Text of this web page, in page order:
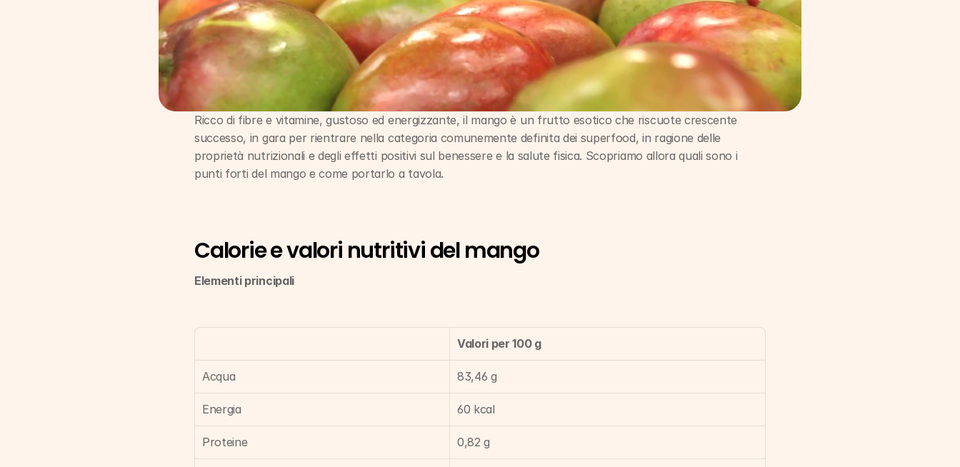
Ricco di fibre e vitamine, gustoso ed energizzante, il mango è un frutto esotico che riscuote crescente
successo, in gara per rientrare nella categoria comunemente definita dei superfood, in ragione delle
proprietà nutrizionali e degli effetti positivi sul benessere e la salute fisica. Scopriamo allora quali sono i
punti forti del mango e come portarlo a tavola.
Calorie e valori nutritivi del mango
Elementi principali
Valori per 100 g
Acqua 83,46 g
Energia 60 kcal
Proteine 0,82 g